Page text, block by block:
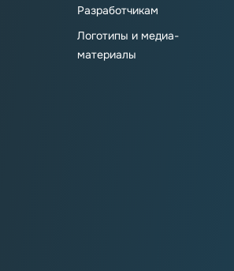
Разработчикам
Логотипы и медиа-
материалы